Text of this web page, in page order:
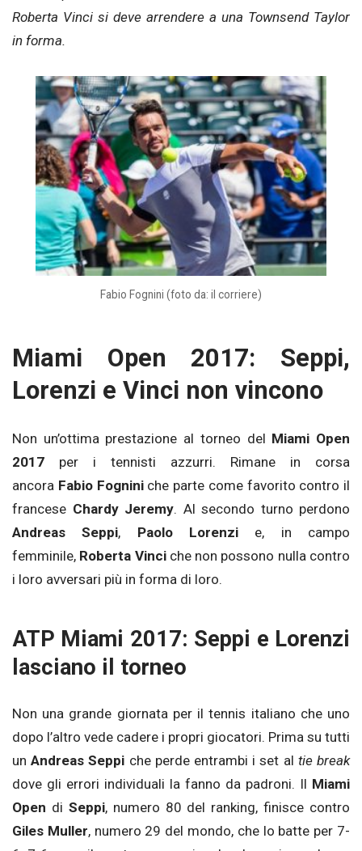
Roberta Vinci si deve arrendere a una Townsend Taylor
in forma.
Fabio Fognini (foto da: il corriere)
Miami Open 2017: Seppi,
Lorenzi e Vinci non vincono
Non un’ottima prestazione al torneo del Miami Open
2017 per i tennisti azzurri. Rimane in corsa
ancora Fabio Fogniniche parte come favorito contro il
francese Chardy Jeremy. Al secondo turno perdono
Andreas Seppi, Paolo Lorenzi e, in campo
femminile, Roberta Vinciche non possono nulla contro
i loro avversari più in forma di loro.
ATP Miami 2017: Seppi e Lorenzi
lasciano il torneo
Non una grande giornata per il tennis italiano che uno
dopo l’altro vede cadere i propri giocatori. Prima su tutti
unAndreas Seppi che perde entrambi i set al tie break
dove gli errori individuali la fanno da padroni. Il Miami
Open di Seppi, numero 80 del ranking, finisce contro
Giles Muller, numero 29 del mondo, che lo batte per 7-